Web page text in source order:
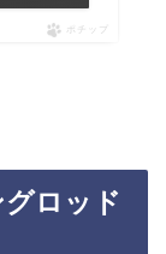
ポチップ
ロッド